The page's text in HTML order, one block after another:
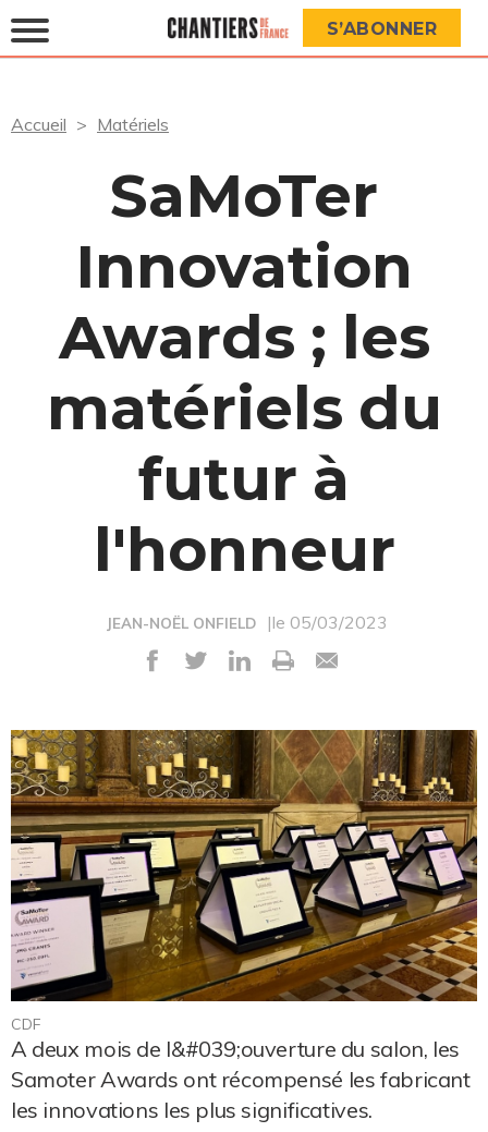
S’ABONNER
Accueil Matériels
SaMoTer
Innovation
Awards ; les
matériels du
futur à
l'honneur
JEAN-NOËL ONFIELD |le 05/03/2023
CDF
A deux mois de l&#039;ouverture du salon, les
Samoter Awards ont récompensé les fabricant
les innovations les plus significatives.